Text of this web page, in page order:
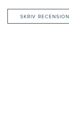
SKRIV RECENSION